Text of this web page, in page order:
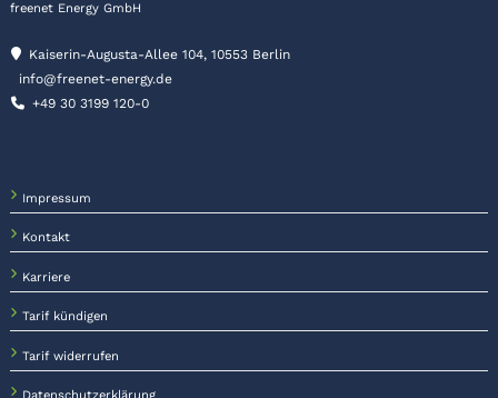
freenet Energy GmbH
Kaiserin-Augusta-Allee 104, 10553 Berlin
info@freenet-energy.de
+49 30 3199 120-0
Impressum
Kontakt
Karriere
Tarif kündigen
Tarif widerrufen